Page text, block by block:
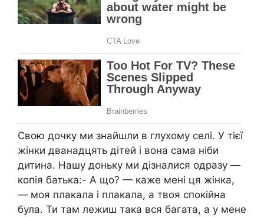
Свою дочку ми знайшли в глухому селі. У тієї
жінки дванадцять дітей і вона сама ніби
дитина. Нашу доньку ми дізналися одразу —
копія батька:- А що? — каже мені ця жінка,
— моя плакала і плакала, а твоя спокійна
була. Ти там лежиш така вся багата, а у мене